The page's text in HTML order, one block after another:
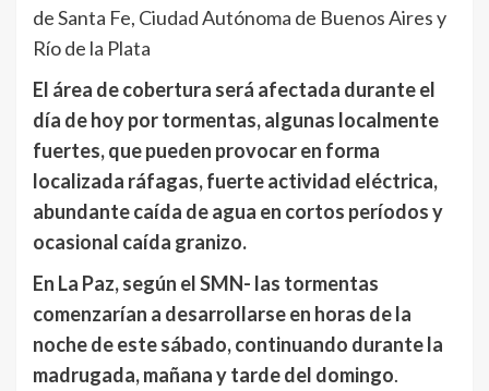
de Santa Fe, Ciudad Autónoma de Buenos Aires y
Río de la Plata
El área de cobertura será afectada durante el
día de hoy por tormentas, algunas localmente
fuertes, que pueden provocar en forma
localizada ráfagas, fuerte actividad eléctrica,
abundante caída de agua en cortos períodos y
ocasional caída granizo.
En La Paz, según el SMN- las tormentas
comenzarían a desarrollarse en horas de la
noche de este sábado, continuando durante la
madrugada, mañana y tarde del domingo.